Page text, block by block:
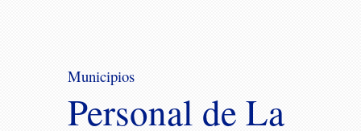
Municipios
Personal de La